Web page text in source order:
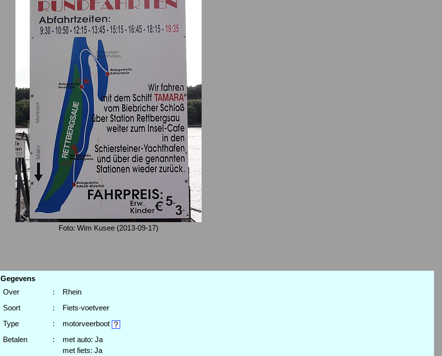
Foto: Wim Kusee (2013-09-17)
Gegevens
Over
:
Rhein
Soort
:
Fiets-voetveer
Type
:
motorveerboot
Betalen
:
met auto: Ja
met fiets: Ja